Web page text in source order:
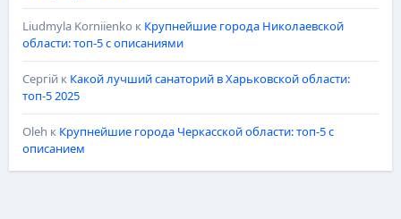
Liudmyla Korniienko к Крупнейшие города Николаевской
области: топ-5 с описаниями
Сергійк Какой лучший санаторий в Харьковской области:
топ-5 2025
Oleh к Крупнейшие города Черкасской области: топ-5 с
описанием